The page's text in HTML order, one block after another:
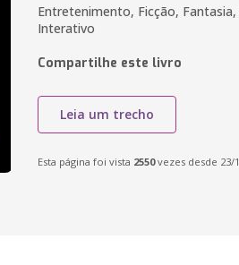
Entretenimento, Ficção,
Interativo
Compartilhe este livro
Leia um trecho
Esta página foi vista 2550vezes desde 23/